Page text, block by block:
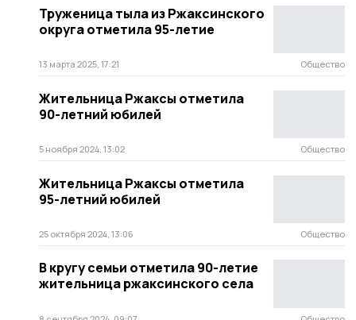
Труженица тыла из Ржаксинского
округа отметила 95-летие
13 марта 2025, 17:21 Общество
Жительница Ржаксы отметила
90-летний юбилей
5 ноября 2024, 13:02 Общество
Жительница Ржаксы отметила
95-летний юбилей
25 октября 2024, 13:06 Общество
В кругу семьи отметила 90-летие
жительница ржаксинского села